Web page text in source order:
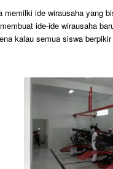
ide wirausaha yang
ide-ide wirausaha
kalau semua siswa